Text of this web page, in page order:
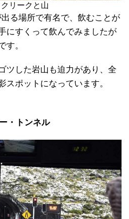
リークと山
る場所で有名で、飲むことが
にすくって飲んでみましたが
す。
ツした岩山も迫力があり、全
スポットになっています。
・トンネル